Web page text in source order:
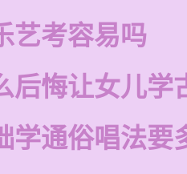
艺考容易吗
后悔让女儿学
学通俗唱法要